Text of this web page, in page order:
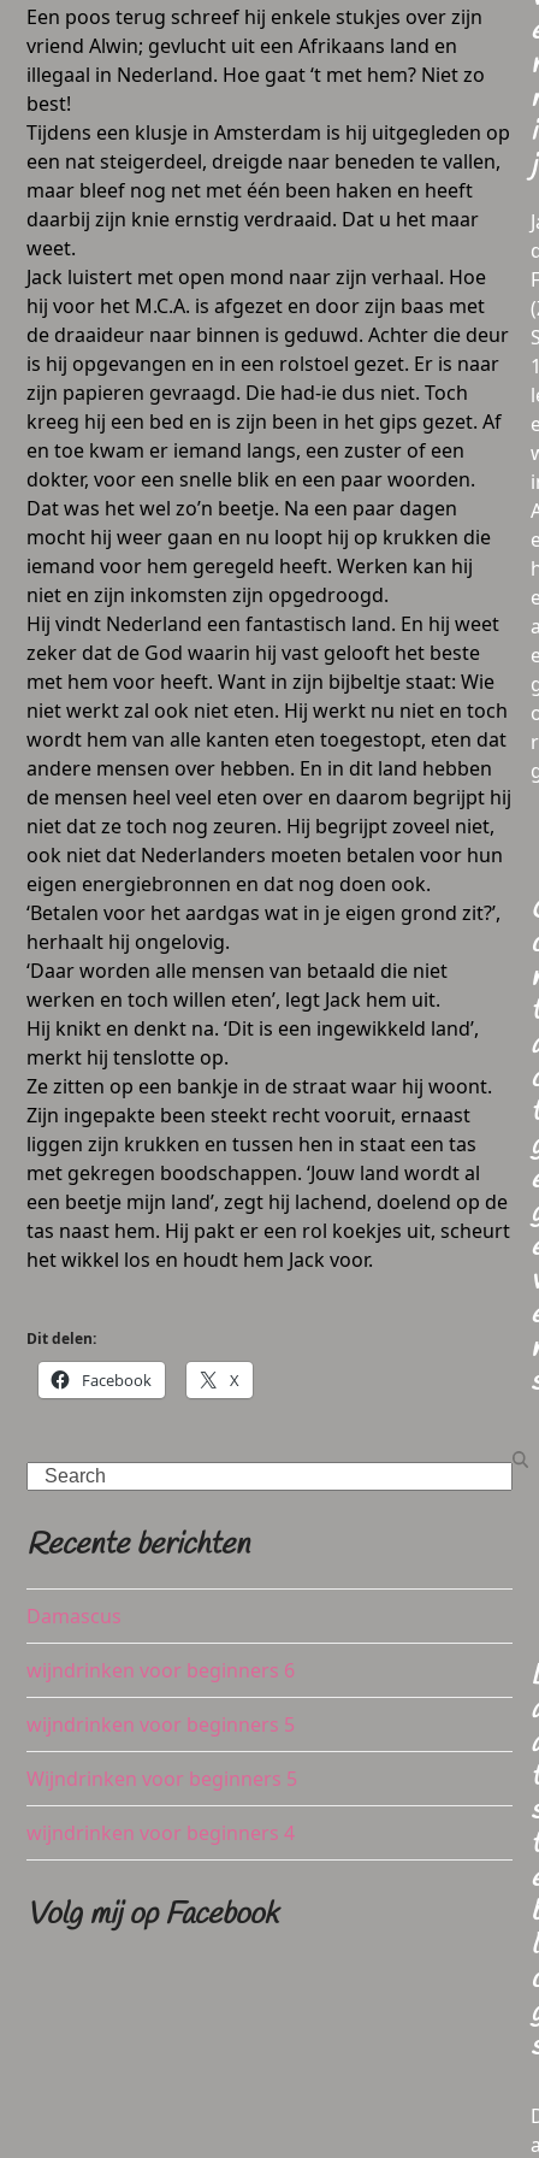
Een poos terug schreef hij enkele stukjes over zijn
vriend Alwin; gevlucht uit een Afrikaans land en
illegaal in Nederland. Hoe gaat ‘t met hem? Niet zo
best!
Tijdens een klusje in Amsterdam is hij uitgegleden op
een nat steigerdeel, dreigde naar beneden te vallen,
maar bleef nog net met één been haken en heeft
daarbij zijn knie ernstig verdraaid. Dat u het maar
weet.
Jack luistert met open mond naar zijn verhaal. Hoe
hij voor het M.C.A. is afgezet en door zijn baas met
de draaideur naar binnen is geduwd. Achter die deur
is hij opgevangen en in een rolstoel gezet. Er is naar
zijn papieren gevraagd. Die had-ie dus niet. Toch
kreeg hij een bed en is zijn been in het gips gezet. Af
en toe kwam er iemand langs, een zuster of een
dokter, voor een snelle blik en een paar woorden.
Dat was het wel zo’n beetje. Na een paar dagen
mocht hij weer gaan en nu loopt hij op krukken die
iemand voor hem geregeld heeft. Werken kan hij
niet en zijn inkomsten zijn opgedroogd.
Hij vindt Nederland een fantastisch land. En hij weet
zeker dat de God waarin hij vast gelooft het beste
met hem voor heeft. Want in zijn bijbeltje staat: Wie
niet werkt zal ook niet eten. Hij werkt nu niet en toch
wordt hem van alle kanten eten toegestopt, eten dat
andere mensen over hebben. En in dit land hebben
de mensen heel veel eten over en daarom begrijpt hij
niet dat ze toch nog zeuren. Hij begrijpt zoveel niet,
ook niet dat Nederlanders moeten betalen voor hun
eigen energiebronnen en dat nog doen ook.
‘Betalen voor het aardgas wat in je eigen grond zit?’,
herhaalt hij ongelovig.
‘Daar worden alle mensen van betaald die niet
werken en toch willen eten’, legt Jack hem uit.
Hij knikt en denkt na. ‘Dit is een ingewikkeld land’,
merkt hij tenslotte op.
Ze zitten op een bankje in de straat waar hij woont.
Zijn ingepakte been steekt recht vooruit, ernaast
liggen zijn krukken en tussen hen in staat een tas
met gekregen boodschappen. ‘Jouw land wordt al
een beetje mijn land’, zegt hij lachend, doelend op de
tas naast hem. Hij pakt er een rol koekjes uit, scheurt
het wikkel los en houdt hem Jack voor.
Dit delen:
Facebook X
Search
Recente berichten
Damascus
wijndrinken voor beginners 6
wijndrinken voor beginners 5
Wijndrinken voor beginners 5
wijndrinken voor beginners 4
Volg mij op Facebook
i
j
t
t
t
t
l